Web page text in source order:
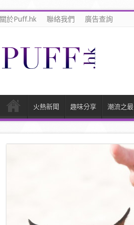
關於Puff.hk 聯絡我們 廣告查詢
火熱新聞 趣味分享 潮流之最